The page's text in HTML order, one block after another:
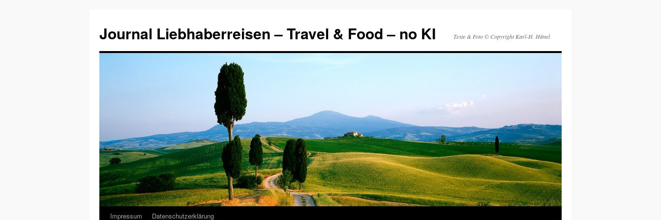
Journal Liebhaberreisen – Travel & Food – no KI Texte & Foto © Copyright Karl-H. Hänel
ZumImpressum Datenschutzerklärung